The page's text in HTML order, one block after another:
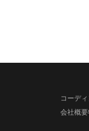
コーデ
会社概要